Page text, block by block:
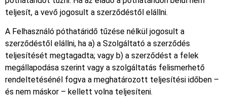
teljesít, a vevő jogosult a szerződéstől elállni.
A Felhasználó póthatáridő tűzése nélkül jogosult a
szerződéstől elállni, ha a) a Szolgáltató a szerződés
teljesítését megtagadta; vagy b) a szerződést a felek
megállapodása szerint vagy a szolgáltatás felismerhető
rendeltetésénél fogva a meghatározott teljesítési időben –
és nem máskor – kellett volna teljesíteni.